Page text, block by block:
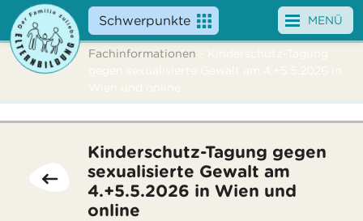
Schwerpunkte
Angebote
Service
MENÜ
Fachinformationen - Kinderschutz-Tagung
gegen sexualisierte Gewalt am 4.+5.5.2026 in
Wien und online
Kinderschutz-Tagung gegen
sexualisierte Gewalt am
4.+5.5.2026 in Wien und
online